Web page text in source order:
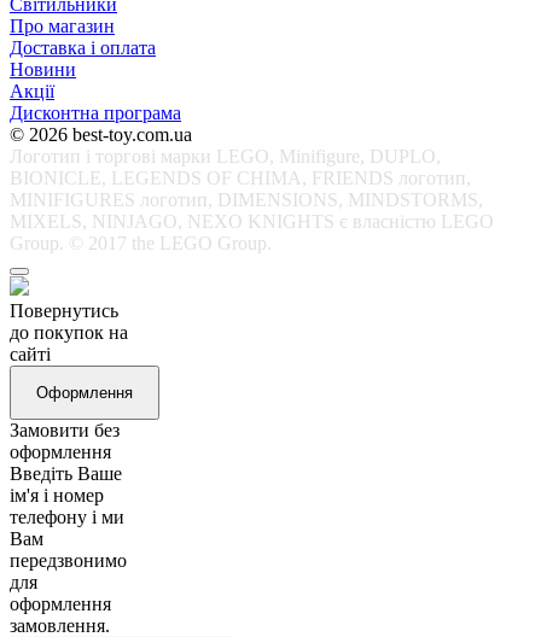
Світильники
Про магазин
Доставка і оплата
Новини
Акції
Дисконтна програма
© 2026 best-toy.com.ua
Логотип і торгові марки LEGO, Minifigure, DUPLO,
BIONICLE, LEGENDS OF CHIMA, FRIENDS логотип,
MINIFIGURES логотип, DIMENSIONS, MINDSTORMS,
MIXELS, NINJAGO, NEXO KNIGHTS є власністю LEGO
Group. © 2017 the LEGO Group.
Повернутись
до покупок на
сайті
Оформлення
Замовити без
оформлення
Введіть Ваше
ім'я і номер
телефону і ми
Вам
передзвонимо
для
оформлення
замовлення.